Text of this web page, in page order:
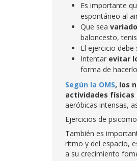
Es importante
espontáneo al
Que sea
baloncesto,
El ejercicio debe
Intentar evitar
forma de
Según la OMS, los
actividades físicas
aeróbicas intensas,
Ejercicios de
También es
ritmo y del espacio,
a su crecimiento